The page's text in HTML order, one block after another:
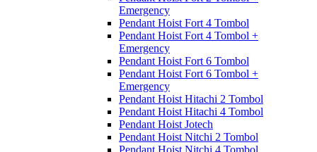
Emergency
Pendant Hoist Fort 4 Tombol
Pendant Hoist Fort 4 Tombol +
Emergency
Pendant Hoist Fort 6 Tombol
Pendant Hoist Fort 6 Tombol +
Emergency
Pendant Hoist Hitachi 2 Tombol
Pendant Hoist Hitachi 4 Tombol
Pendant Hoist Jotech
Pendant Hoist Nitchi 2 Tombol